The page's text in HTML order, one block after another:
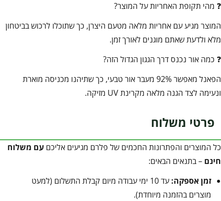
❓ מהי תקופת האחריות על המוצר?
המוצר מגיע עם אחריות מלאה מטעם היצרן, כך שתוכלו לרכוש בביטחון
מלא ולדעת שאתם מוגנים לאורך זמן.
❓ כמה אור נכנס דרך הגגון הגדול הזה?
הפאנל מאפשר 92% מעבר אור טבעי, כך שתיהנו מכניסה מוארת
ונעימה לצד הגנה מלאה מקרינת UV מזיקה.
פרטי משלוח
כל המוצרים והפתרונות החכמים של פלרם מגיעים אליכם עם משלוח
חינם – בתנאים הבאים:
זמן אספקה:
עד 10 ימי עבודה מיום קבלת התשלום (למעט
מוצרים בהזמנה מיוחדת).